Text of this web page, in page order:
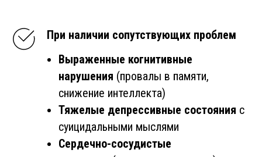
При наличии сопутствующих проблем
Выраженные когнитивные
нарушения (провалы в памяти,
снижение интеллекта)
Тяжелые депрессивные состояния с
суицидальными мыслями
Сердечно-сосудистые